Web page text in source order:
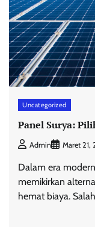
Uncategorized
Panel Surya:
Admin Maret 21,
Dalam era
memikirkan
hemat biaya.